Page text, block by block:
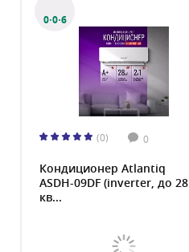
0·0·6
(0) 0
Кондиционер Atlantiq
ASDH-09DF (inverter, до 28
кв...